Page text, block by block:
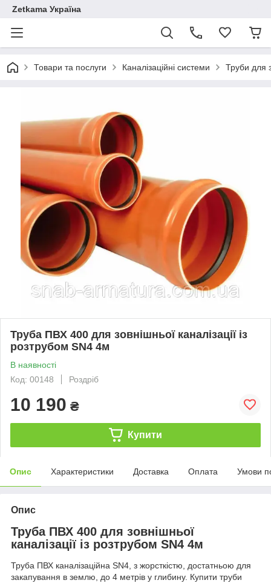
Zetkama Україна
Товари та послуги Каналізаційні системи Труби для
Труба ПВХ 400 для зовнішньої каналізації із
розтрубом SN4 4м
В наявності
Код: 00148
Роздріб
10 190 ₴
Купити
Опис Характеристики Доставка Оплата Умови
Опис
Труба ПВХ 400 для зовнішньої
каналізації із розтрубом SN4 4м
Труба ПВХ каналізаційна SN4, з жорсткістю, достатньою для
закапування в землю, до 4 метрів у глибину. Купити труби